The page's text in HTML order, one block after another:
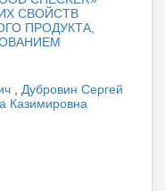
СВОЙСТВ
ПРОДУКТА,
, Дубровин Сергей
Казимировна